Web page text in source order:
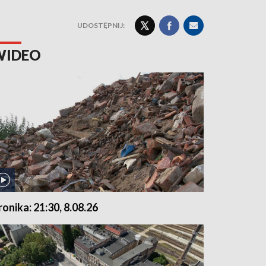
UDOSTĘPNIJ:
21:30, 8.08.26